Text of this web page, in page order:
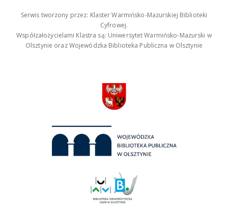
Serwis tworzony przez: Klaster Warmińsko-Mazurskiej Biblioteki
Cyfrowej.
Współzałożycielami Klastra są: Uniwersytet Warmińsko-Mazurski w
Olsztynie oraz Wojewódzka Biblioteka Publiczna w Olsztynie